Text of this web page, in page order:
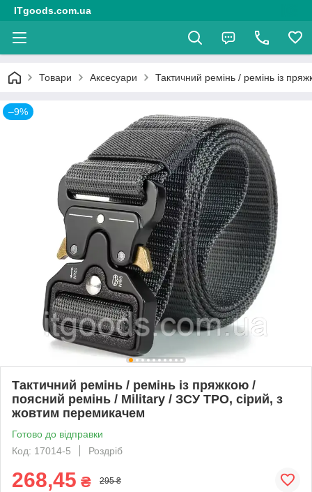
ITgoods.com.ua
Товари Аксесуари Тактичний ремінь / ремінь із
–9%
Тактичний ремінь / ремінь із пряжкою /
поясний ремінь / Military / ЗСУ ТРО, сірий, з
жовтим перемикачем
Готово до відправки
Код: 17014-5
Роздріб
268,45 ₴ 295 ₴